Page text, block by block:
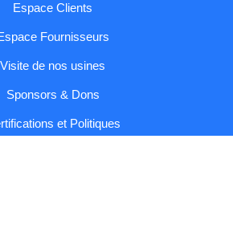
Espace Clients
Fournisseurs
Visite de nos usines
Sponsors & Dons
et Politiques